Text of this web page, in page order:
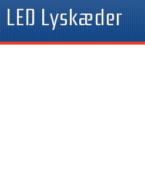
LED Lyskæder